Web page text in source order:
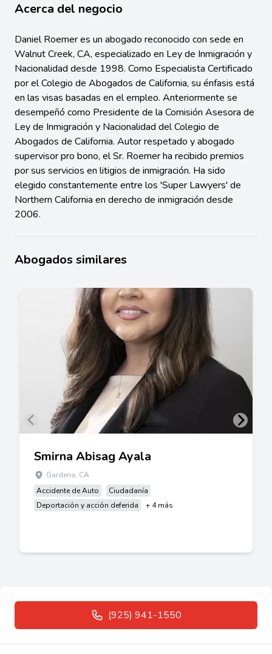
Acerca del negocio
Daniel Roemer es un abogado reconocido con sede en
Walnut Creek, CA, especializado en Ley de Inmigración y
Nacionalidad desde 1998. Como Especialista Certificado
por el Colegio de Abogados de California, su énfasis está
en las visas basadas en el empleo. Anteriormente se
desempeñó como Presidente de la Comisión Asesora de
Ley de Inmigración y Nacionalidad del Colegio de
Abogados de California. Autor respetado y abogado
supervisor pro bono, el Sr. Roemer ha recibido premios
por sus servicios en litigios de inmigración. Ha sido
elegido constantemente entre los 'Super Lawyers' de
Northern California en derecho de inmigración desde
2006.
Abogados similares
Smirna Abisag Ayala
Gardena, CA
Accidente de Auto
Ciudadanía
Deportación y acción deferida
+ 4 más
(925) 941-1550